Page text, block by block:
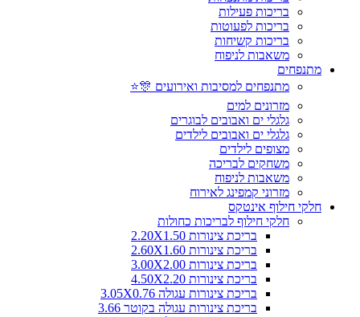
בריכות פעילות
בריכות לפעוטות
בריכות קשיחות
משאבות לניפוח
מתנפחים
מתנפחים למסיבות ואירועים 🎊⭐
מזרונים למים
גלגלי ים ואבובים לבוגרים
גלגלי ים ואבובים לילדים
מצופים לילדים
משחקים לבריכה
משאבות לניפוח
מזרוני קמפינג לאירוח
חלקי חילוף אינטקס
חלקי חילוף לבריכות כחולות
בריכת צינורות 2.20X1.50
בריכת צינורות 2.60X1.60
בריכת צינורות 3.00X2.00
בריכת צינורות 4.50X2.20
בריכת צינורות עגולה 3.05X0.76
בריכת צינורות עגולה בקוטר 3.66